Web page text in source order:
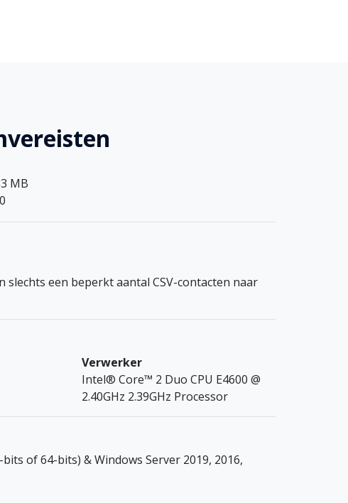
MB
slechts een beperkt aantal CSV-contacten naar
Verwerker
Intel® Core™ 2 Duo CPU E4600 @
2.40GHz 2.39GHz Processor
of 64-bits) & Windows Server 2019, 2016,